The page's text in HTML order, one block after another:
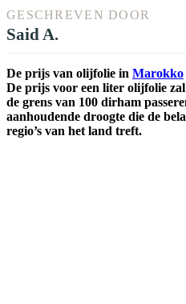
GESCHREVEN DOOR
Said A.
De prijs van olijfolie in Marokko
De prijs voor een liter olijfolie
de grens van 100 dirham
aanhoudende droogte die de
regio’s van het land treft.